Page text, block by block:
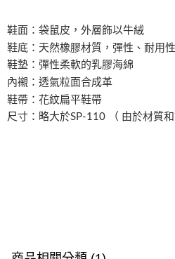
鞋面：袋鼠皮，外層飾以牛絨
鞋底：天然橡膠材質，彈性、耐用
鞋墊：彈性柔軟的乳膠海綿
內襯：透氣粒面合成革
鞋帶：花紋扁平鞋帶
尺寸：略大於SP-110 （ 由於材質和